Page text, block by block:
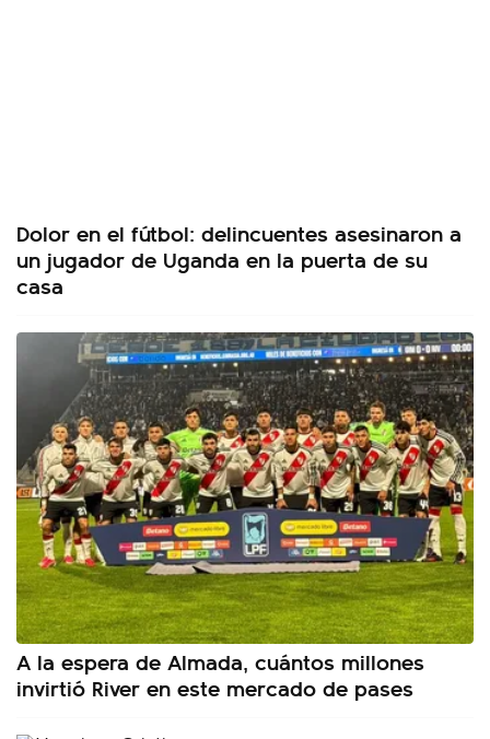
Dolor en el fútbol: delincuentes asesinaron a
un jugador de Uganda en la puerta de su
casa
A la espera de Almada, cuántos millones
invirtió River en este mercado de pases